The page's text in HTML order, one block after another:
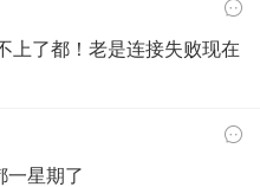
上了都！老是连接失败现在
一星期了